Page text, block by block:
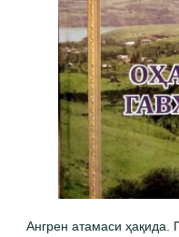
Ангрен атамаси